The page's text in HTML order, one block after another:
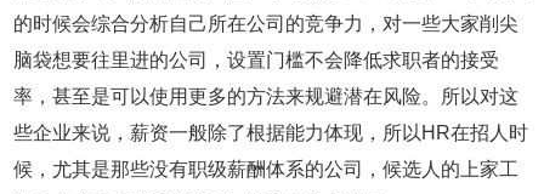
的时候会综合分析自己所在公司的竞争力，对一些大家削尖
脑袋想要往里进的公司，设置门槛不会降低求职者的接受
率，甚至是可以使用更多的方法来规避潜在风险。所以对这
些企业来说，薪资一般除了根据能力体现，所以HR在招人时
候，尤其是那些没有职级薪酬体系的公司，候选人的上家工